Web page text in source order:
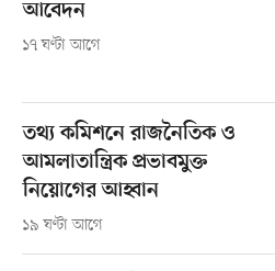
আবেদন
১৭ ঘণ্টা আগে
তথ্য কমিশনে রাজনৈতিক ও
আমলাতান্ত্রিক প্রভাবমুক্ত
নিয়োগের আহ্বান
১৯ ঘণ্টা আগে